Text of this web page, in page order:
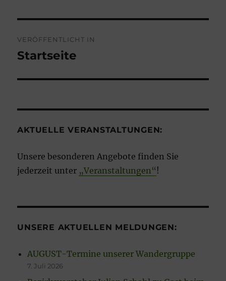
VERÖFFENTLICHT IN
Startseite
AKTUELLE VERANSTALTUNGEN:
Unsere besonderen Angebote finden Sie
jederzeit unter „Veranstaltungen“ !
UNSERE AKTUELLEN MELDUNGEN:
AUGUST-Termine unserer Wandergruppe
7. Juli 2026